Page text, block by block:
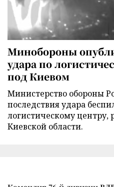
Минобороны
удара по
под Киевом
Министерство обороны
последствия удара
логистическому центру,
Киевской области.